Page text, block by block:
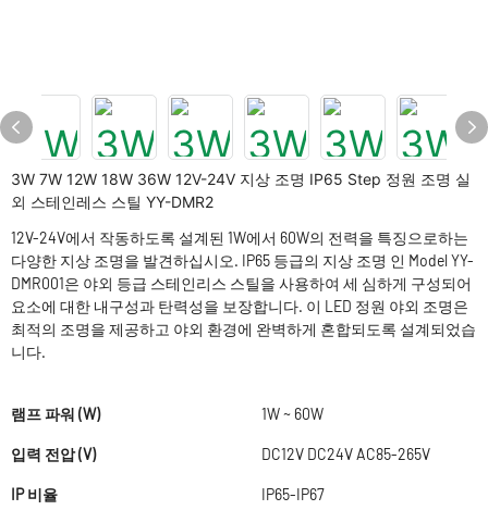
3W 7W 12W 18W 36W 12V-24V 지상 조명 IP65 Step 정원 조명 실
외 스테인레스 스틸 YY-DMR2
12V-24V에서 작동하도록 설계된 1W에서 60W의 전력을 특징으로하는
다양한 지상 조명을 발견하십시오. IP65 등급의 지상 조명 인 Model YY-
DMR001은 야외 등급 스테인리스 스틸을 사용하여 세 심하게 구성되어
요소에 대한 내구성과 탄력성을 보장합니다. 이 LED 정원 야외 조명은
최적의 조명을 제공하고 야외 환경에 완벽하게 혼합되도록 설계되었습
니다.
램프 파워 (W) 1W ~ 60W
입력 전압 (V) DC12V DC24V AC85-265V
IP 비율 IP65-IP67